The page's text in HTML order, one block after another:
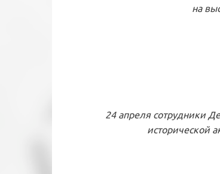
на
24 апреля сотрудники
исторической